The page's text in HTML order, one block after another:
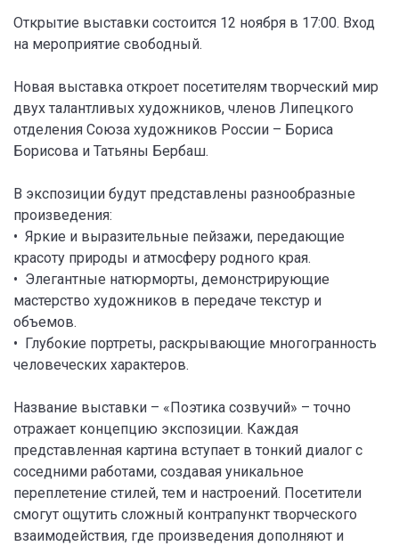
Открытие выставки состоится 12 ноября в 17:00. Вход
на мероприятие свободный.
Новая выставка откроет посетителям творческий мир
двух талантливых художников, членов Липецкого
отделения Союза художников России – Бориса
Борисова и Татьяны Бербаш.
В экспозиции будут представлены разнообразные
произведения:
• Яркие и выразительные пейзажи, передающие
красоту природы и атмосферу родного края.
• Элегантные натюрморты, демонстрирующие
мастерство художников в передаче текстур и
объемов.
• Глубокие портреты, раскрывающие многогранность
человеческих характеров.
Название выставки – «Поэтика созвучий» – точно
отражает концепцию экспозиции. Каждая
представленная картина вступает в тонкий диалог с
соседними работами, создавая уникальное
переплетение стилей, тем и настроений. Посетители
смогут ощутить сложный контрапункт творческого
взаимодействия, где произведения дополняют и